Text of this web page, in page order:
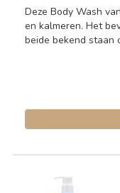
Deze Body Wash
en kalmeren. Het
beide bekend staan